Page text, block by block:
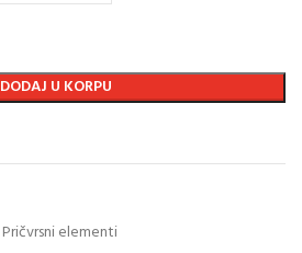
DODAJ U KORPU
Pričvrsni elementi